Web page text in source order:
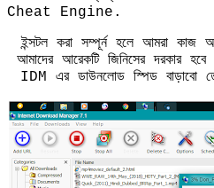
Cheat Engine.
ইন্সটল করা সম্পূর্ন হলে আমরা কাজ
আমাদের আরেকটি জিনিসের দরকার
IDM এর ডাউনলোড স্পিড বাড়াবো